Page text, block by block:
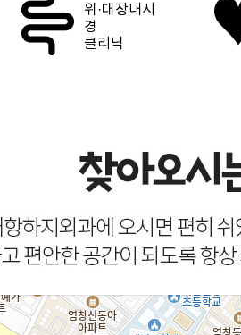
위·대장내시
경
클리닉